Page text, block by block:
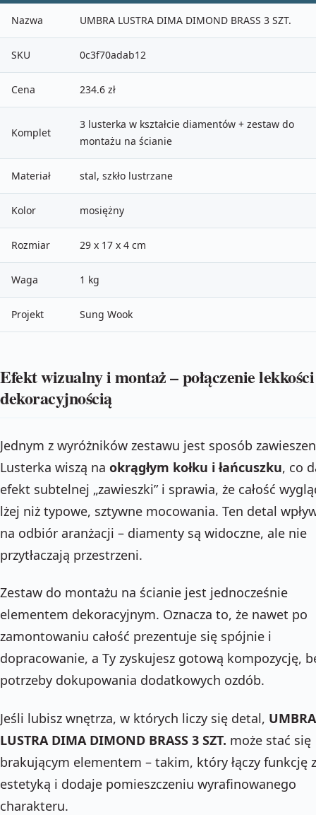
Nazwa UMBRA LUSTRA DIMA DIMOND BRASS 3 SZT.
SKU 0c3f70adab12
Cena 234.6 zł
Komplet
3 lusterka w kształcie diamentów + zestaw do
montażu na ścianie
Materiał stal, szkło lustrzane
Kolor mosiężny
Rozmiar 29 x 17 x 4 cm
Waga 1 kg
Projekt Sung Wook
Efekt wizualny i montaż – połączenie
dekoracyjnością
Jednym z wyróżników zestawu jest sposób
Lusterka wiszą na okrągłym kołku i łańcuszku, co
efekt subtelnej „zawieszki” i sprawia, że całość
lżej niż typowe, sztywne mocowania. Ten detal
na odbiór aranżacji – diamenty są widoczne, ale nie
przytłaczają przestrzeni.
Zestaw do montażu na ścianie jest jednocześnie
elementem dekoracyjnym. Oznacza to, że nawet po
zamontowaniu całość prezentuje się spójnie i
dopracowanie, a Ty zyskujesz gotową kompozycję,
potrzeby dokupowania dodatkowych ozdób.
Jeśli lubisz wnętrza, w których liczy się detal, UMBRA
LUSTRA DIMA DIMOND BRASS 3 SZT. może stać się
brakującym elementem – takim, który łączy funkcję z
estetyką i dodaje pomieszczeniu wyrafinowanego
charakteru.